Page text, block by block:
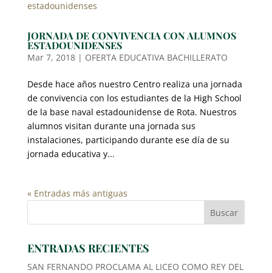
JORNADA DE CONVIVENCIA CON ALUMNOS
ESTADOUNIDENSES
Mar 7, 2018| OFERTA EDUCATIVA BACHILLERATO
Desde hace años nuestro Centro realiza una jornada
de convivencia con los estudiantes de la High School
de la base naval estadounidense de Rota. Nuestros
alumnos visitan durante una jornada sus
instalaciones, participando durante ese día de su
jornada educativa y...
« Entradas más antiguas
ENTRADAS RECIENTES
SAN FERNANDO PROCLAMA AL LICEO COMO REY DEL